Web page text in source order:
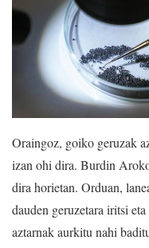
Oraingoz, goiko geruzak
izan ohi dira. Burdin
dira horietan. Orduan,
dauden geruzetara iritsi
aztarnak aurkitu nahi